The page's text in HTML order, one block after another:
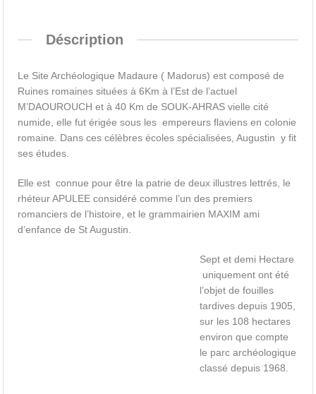
Déscription
Le Site Archéologique Madaure ( Madorus) est composé de
Ruines romaines situées à 6Km à l’Est de l’actuel
M’DAOUROUCH et à 40 Km de SOUK-AHRAS vielle cité
numide, elle fut érigée sous les empereurs flaviens en colonie
romaine. Dans ces célèbres écoles spécialisées, Augustin y fit
ses études.
Elle est connue pour être la patrie de deux illustres lettrés, le
rhéteur APULEE considéré comme l’un des premiers
romanciers de l’histoire, et le grammairien MAXIM ami
d’enfance de St Augustin.
Sept et demi Hectare
uniquement ont été
l’objet de fouilles
tardives depuis 1905,
sur les 108 hectares
environ que compte
le parc archéologique
classé depuis 1968.